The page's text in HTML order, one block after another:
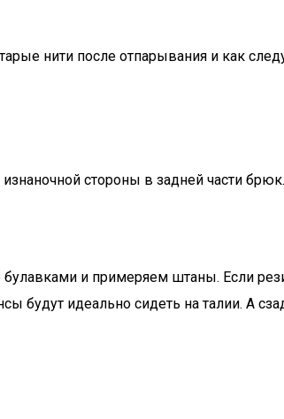
нити после отпарывания и как
стороны в задней части брюк.
и примеряем штаны. Если
будут идеально сидеть на талии. А